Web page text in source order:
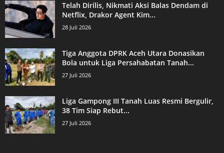
Telah Dirilis, Nikmati Aksi Balas Dendam di
Netflix, Drakor Agent Kim...
28 Juli 2026
Tiga Anggota DPRK Aceh Utara Donasikan
Bola untuk Liga Persahabatan Tanah...
27 Juli 2026
Liga Gampong III Tanah Luas Resmi Bergulir,
38 Tim Siap Rebut...
27 Juli 2026